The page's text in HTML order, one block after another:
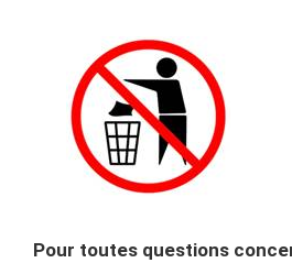
Pour toutes questions